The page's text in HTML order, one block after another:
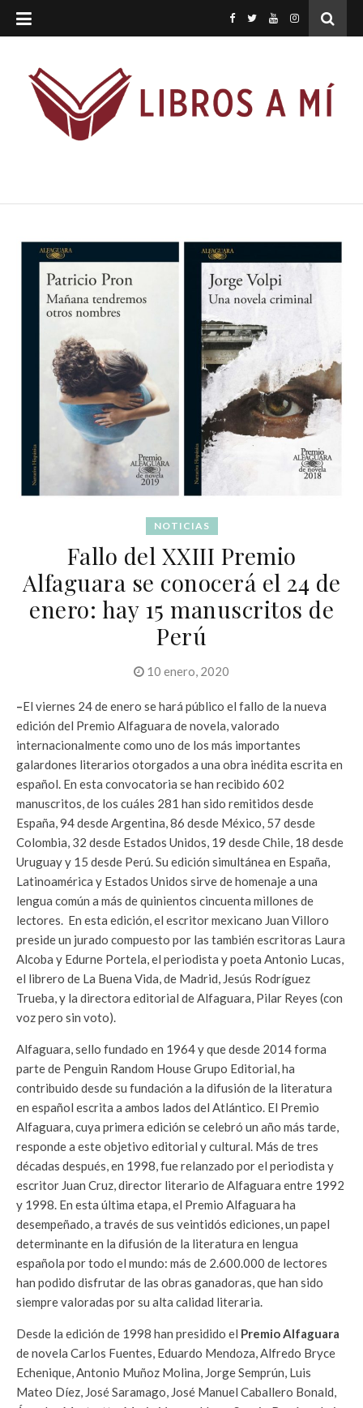
NOTICIAS
Fallo del XXIII Premio
Alfaguara se conocerá el 24 de
enero: hay 15 manuscritos de
Perú
10 enero, 2020
–El viernes 24 de enero se hará público el fallo de la nueva
edición del Premio Alfaguara de novela, valorado
internacionalmente como uno de los más importantes
galardones literarios otorgados a una obra inédita escrita en
español. En esta convocatoria se han recibido 602
manuscritos, de los cuáles 281 han sido remitidos desde
España, 94 desde Argentina, 86 desde México, 57 desde
Colombia, 32 desde Estados Unidos, 19 desde Chile, 18 desde
Uruguay y 15 desde Perú. Su edición simultánea en España,
Latinoamérica y Estados Unidos sirve de homenaje a una
lengua común a más de quinientos cincuenta millones de
lectores. En esta edición, el escritor mexicano Juan Villoro
preside un jurado compuesto por las también escritoras Laura
Alcoba y Edurne Portela, el periodista y poeta Antonio Lucas,
el librero de La Buena Vida, de Madrid, Jesús Rodríguez
Trueba, y la directora editorial de Alfaguara, Pilar Reyes (con
voz pero sin voto).
Alfaguara, sello fundado en 1964 y que desde 2014 forma
parte de Penguin Random House Grupo Editorial, ha
contribuido desde su fundación a la difusión de la literatura
en español escrita a ambos lados del Atlántico. El Premio
Alfaguara, cuya primera edición se celebró un año más tarde,
responde a este objetivo editorial y cultural. Más de tres
décadas después, en 1998, fue relanzado por el periodista y
escritor Juan Cruz, director literario de Alfaguara entre 1992
y 1998. En esta última etapa, el Premio Alfaguara ha
desempeñado, a través de sus veintidós ediciones, un papel
determinante en la difusión de la literatura en lengua
española por todo el mundo: más de 2.600.000 de lectores
han podido disfrutar de las obras ganadoras, que han sido
siempre valoradas por su alta calidad literaria.
Desde la edición de 1998 han presidido el Premio Alfaguara
de novela Carlos Fuentes, Eduardo Mendoza, Alfredo Bryce
Echenique, Antonio Muñoz Molina, Jorge Semprún, Luis
Mateo Díez, José Saramago, José Manuel Caballero Bonald,